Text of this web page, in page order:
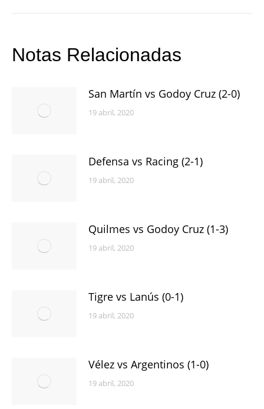
Notas Relacionadas
San Martín vs Godoy Cruz (2-0)
19 abril, 2020
Defensa vs Racing (2-1)
19 abril, 2020
Quilmes vs Godoy Cruz (1-3)
19 abril, 2020
Tigre vs Lanús (0-1)
19 abril, 2020
Vélez vs Argentinos (1-0)
19 abril, 2020